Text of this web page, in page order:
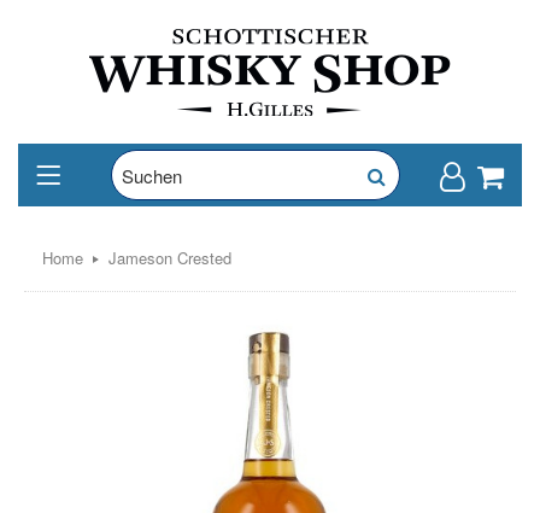
Home Jameson Crested